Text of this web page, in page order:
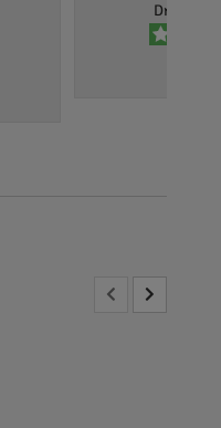
Dresden,